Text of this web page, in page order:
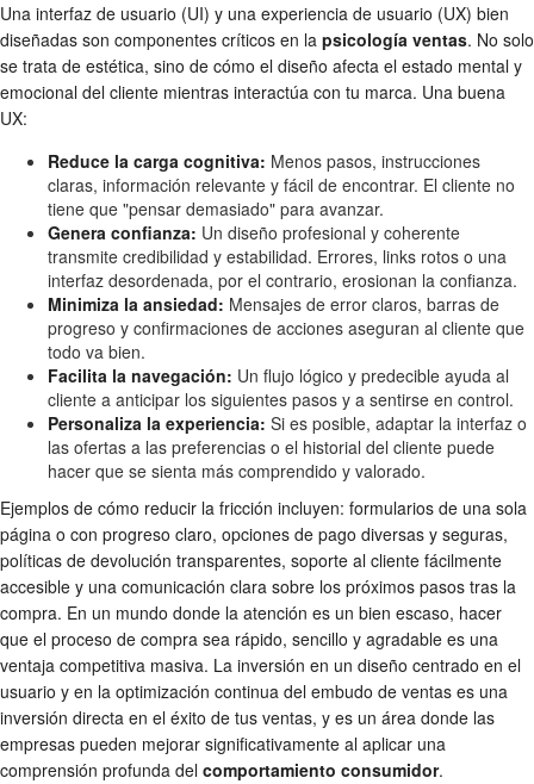
Una interfaz de usuario (UI) y una experiencia de usuario (UX) bien
diseñadas son componentes críticos en la psicología ventas. No solo
se trata de estética, sino de cómo el diseño afecta el estado mental y
emocional del cliente mientras interactúa con tu marca. Una buena
UX:
Reduce la carga cognitiva: Menos pasos, instrucciones
claras, información relevante y fácil de encontrar. El cliente no
tiene que "pensar demasiado" para avanzar.
Genera confianza: Un diseño profesional y coherente
transmite credibilidad y estabilidad. Errores, links rotos o una
interfaz desordenada, por el contrario, erosionan la confianza.
Minimiza la ansiedad: Mensajes de error claros, barras de
progreso y confirmaciones de acciones aseguran al cliente que
todo va bien.
Facilita la navegación: Un flujo lógico y predecible ayuda al
cliente a anticipar los siguientes pasos y a sentirse en control.
Personaliza la experiencia: Si es posible, adaptar la interfaz o
las ofertas a las preferencias o el historial del cliente puede
hacer que se sienta más comprendido y valorado.
Ejemplos de cómo reducir la fricción incluyen: formularios de una sola
página o con progreso claro, opciones de pago diversas y seguras,
políticas de devolución transparentes, soporte al cliente fácilmente
accesible y una comunicación clara sobre los próximos pasos tras la
compra. En un mundo donde la atención es un bien escaso, hacer
que el proceso de compra sea rápido, sencillo y agradable es una
ventaja competitiva masiva. La inversión en un diseño centrado en el
usuario y en la optimización continua del embudo de ventas es una
inversión directa en el éxito de tus ventas, y es un área donde las
empresas pueden mejorar significativamente al aplicar una
comprensión profunda del comportamiento consumidor.